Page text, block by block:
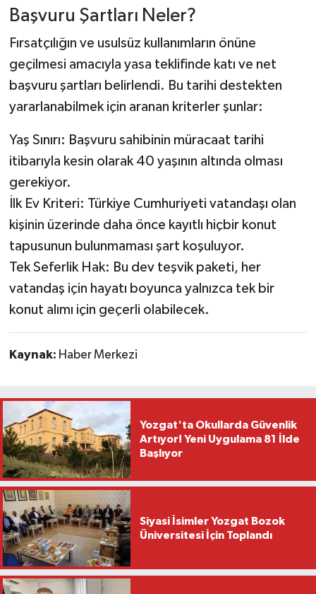
Başvuru Şartları Neler?
Fırsatçılığın ve usulsüz kullanımların önüne
geçilmesi amacıyla yasa teklifinde katı ve net
başvuru şartları belirlendi. Bu tarihi destekten
yararlanabilmek için aranan kriterler şunlar:
Yaş Sınırı: Başvuru sahibinin müracaat tarihi
itibarıyla kesin olarak 40 yaşının altında olması
gerekiyor.
İlk Ev Kriteri: Türkiye Cumhuriyeti vatandaşı olan
kişinin üzerinde daha önce kayıtlı hiçbir konut
tapusunun bulunmaması şart koşuluyor.
Tek Seferlik Hak: Bu dev teşvik paketi, her
vatandaş için hayatı boyunca yalnızca tek bir
konut alımı için geçerli olabilecek.
Kaynak: Haber Merkezi
Yozgat'ta Okullarda Güvenlik
Artıyor! Yeni Uygulama 81 İlde
Başlıyor
Siyasi İsimler Yozgat Bozok
Üniversitesi İçin Toplandı